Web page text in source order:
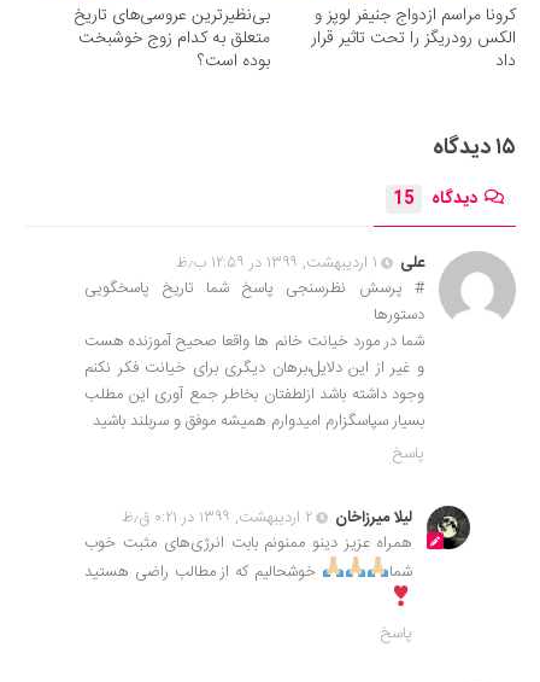
کرونا مراسم ازدواج جنیفر لوپز و
الکس رودریگز را تحت تاثیر قرار
داد
بی‌نظیرترین عروسی‌های تاریخ
متعلق به کدام زوج خوشبخت
بوده است؟
۱۵ دیدگاه
دیدگاه 15
علی
۱ اردیبهشت, ۱۳۹۹ در ۱۲:۵۹ ب٫ظ
# پرسش نظرسنجی پاسخ شما تاریخ پاسخگویی
دستورها
شما در مورد خیانت خانم ها واقعا صحیح آموزنده هست
و غیر از این دلایل،برهان دیگری برای خیانت فکر نکنم
وجود داشته باشد ازلطفتان بخاطر جمع آوری این مطلب
بسیار سپاسگزارم امیدوارم همیشه موفق و سربلند باشید
پاسخ
لیلا میرزاخان
۲ اردیبهشت, ۱۳۹۹ در ۰:۲۱ ق٫ظ
همراه عزیز دینو ممنونم بابت انرژی‌های مثبت خوب
شما
خوشحالیم که از مطالب راضی هستید
پاسخ